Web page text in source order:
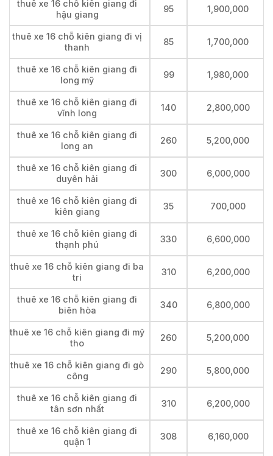
thuê xe 16 chỗ kiên giang đi
hậu giang
95 1,900,000
thuê xe 16 chỗ kiên giang đi vị
thanh
85 1,700,000
thuê xe 16 chỗ kiên giang đi
long mỹ
99 1,980,000
thuê xe 16 chỗ kiên giang đi
vĩnh long
140 2,800,000
thuê xe 16 chỗ kiên giang đi
long an
260 5,200,000
thuê xe 16 chỗ kiên giang đi
duyên hải
300 6,000,000
thuê xe 16 chỗ kiên giang đi
kiên giang
35 700,000
thuê xe 16 chỗ kiên giang đi
thạnh phú
330 6,600,000
thuê xe 16 chỗ kiên giang đi ba
tri
310 6,200,000
thuê xe 16 chỗ kiên giang đi
biên hòa
340 6,800,000
thuê xe 16 chỗ kiên giang đi mỹ
tho
260 5,200,000
thuê xe 16 chỗ kiên giang đi gò
công
290 5,800,000
thuê xe 16 chỗ kiên giang đi
tân sơn nhất
310 6,200,000
thuê xe 16 chỗ kiên giang đi
quận 1
308 6,160,000